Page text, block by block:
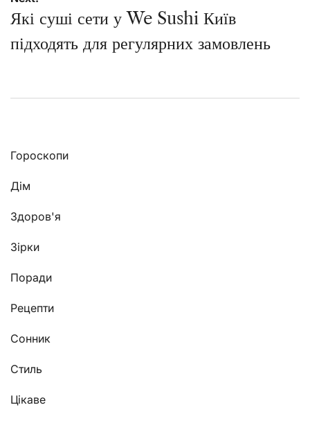
Які суші сети у We Sushi Київ
підходять для регулярних замовлень
Гороскопи
Дім
Здоров'я
Зірки
Поради
Рецепти
Сонник
Стиль
Цікаве